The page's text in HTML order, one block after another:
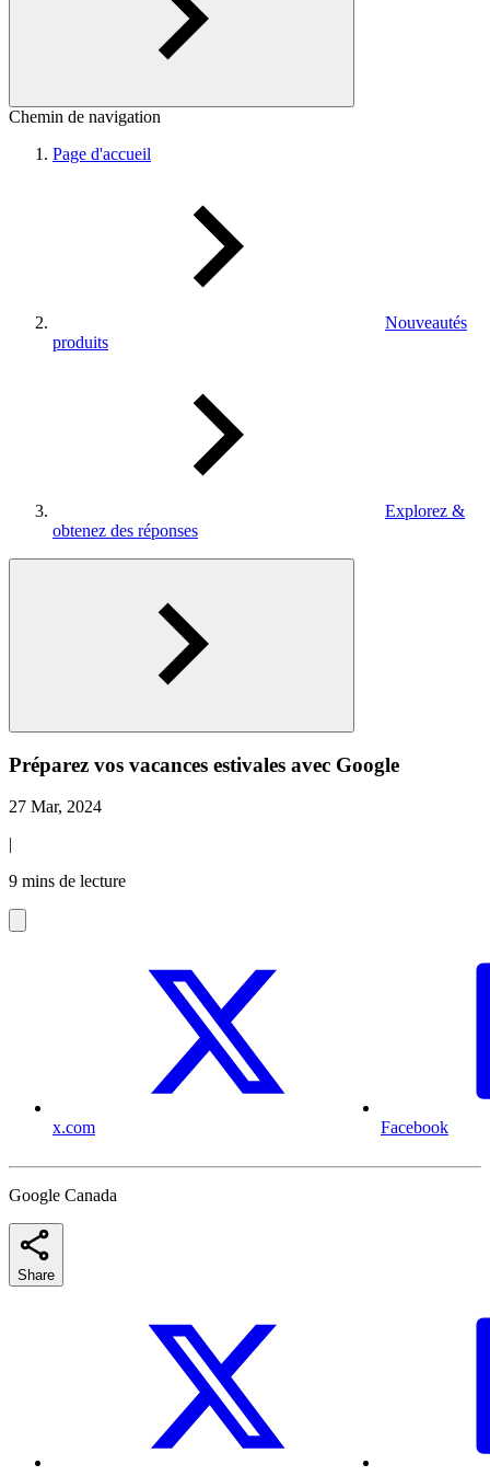
Chemin de navigation
Page d'accueil
Nouveautés
produits
Explorez &
obtenez des réponses
​​Préparez vos vacances estivales avec Google
27 Mar, 2024
|
9 mins de lecture
x.com Facebook
Google Canada
Share